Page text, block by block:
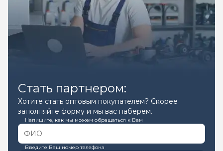
Стать партнером:
Хотите стать оптовым покупателем? Скорее
заполняйте форму и мы вас наберем.
Напишите, как мы можем обращаться к Вам
Введите Ваш номер телефона